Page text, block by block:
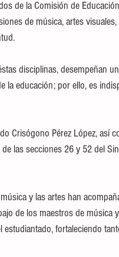
de la Comisión de
de música, artes
disciplinas, desempeñan
la educación; por ello, es
Crisógono Pérez López, así
las secciones 26 y 52 del
y las artes han
de los maestros de música
estudiantado, fortaleciendo